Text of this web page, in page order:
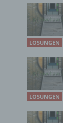
LÖSUNGEN
LÖSUNGEN